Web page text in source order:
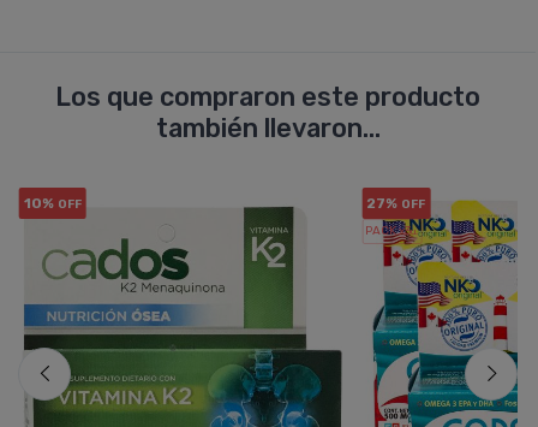
Los que compraron este producto
también llevaron...
10% OFF 27% OFF
PACK x3u.